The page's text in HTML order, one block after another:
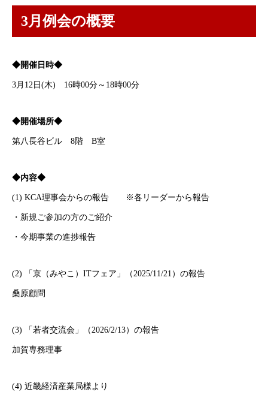
3月例会の概要
◆開催日時◆
3月12日(木) 16時00分～18時00分
◆開催場所◆
第八長谷ビル 8階 B室
◆内容◆
(1) KCA理事会からの報告 ※各リーダーから報告
・新規ご参加の方のご紹介
・今期事業の進捗報告
(2) 「京（みやこ）ITフェア」（2025/11/21）の報告
桑原顧問
(3) 「若者交流会」（2026/2/13）の報告
加賀専務理事
(4) 近畿経済産業局様より